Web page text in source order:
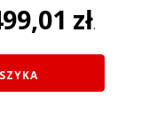
zł.